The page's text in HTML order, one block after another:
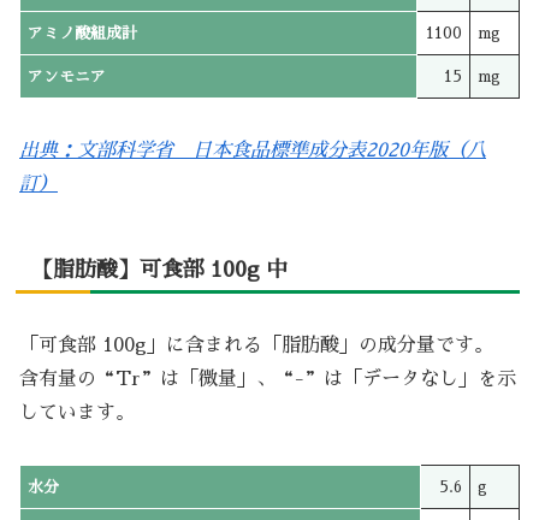
アミノ酸組成計 1100 mg
アンモニア 15 mg
出典：文部科学省 日本食品標準成分表2020年版（八
訂）
【脂肪酸】可食部 100g 中
「可食部 100g」に含まれる「脂肪酸」の成分量です。
含有量の“Tr”は「微量」、“-”は「データなし」を示
しています。
水分 5.6 g